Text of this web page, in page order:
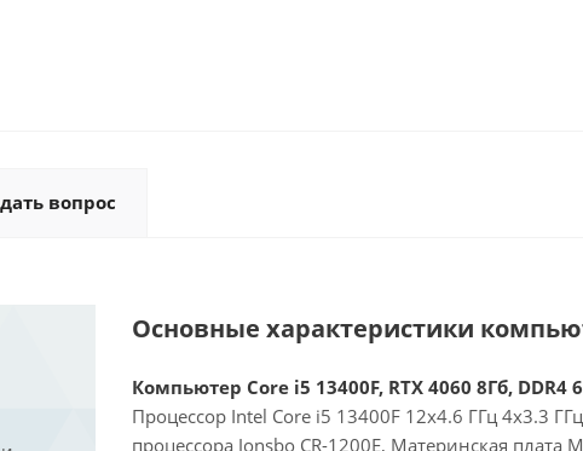
вопрос
Основные характеристики
Компьютер Core i5 13400F, RTX 4060 8Гб, DDR4
Процессор Intel Core i5 13400F 12x4.6 ГГц 4x3.3
процессора Jonsbo CR-1200E, Материнская плата